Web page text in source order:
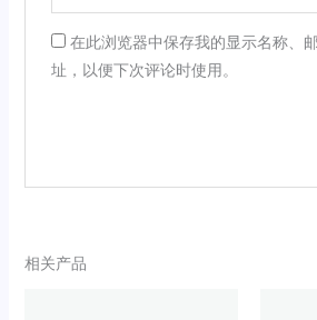
在此浏览器中保存我的显示名称、
址，以便下次评论时使用。
相关产品